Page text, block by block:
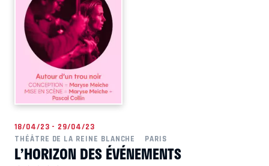
18/04/23 - 29/04/23
THÉÂTRE DE LA REINE BLANCHE
PARIS
L’HORIZON DES ÉVÉNEMENTS